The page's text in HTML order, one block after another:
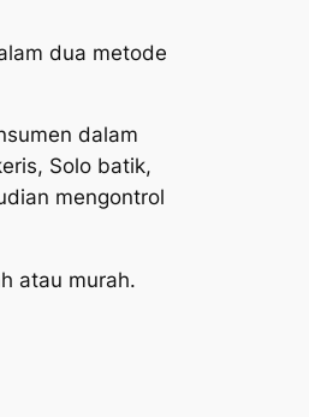
dua metode
dalam
Solo batik,
mengontrol
atau murah.